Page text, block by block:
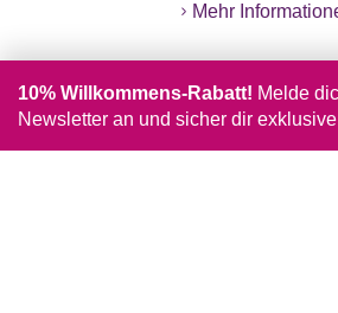
Mehr
10% Willkommens-Rabatt! Melde
Newsletter an und sicher dir